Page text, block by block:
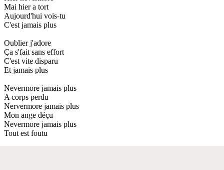
Mai hier a tort
Aujourd'hui vois-tu
C'est jamais plus
Oublier j'adore
Ça s'fait sans effort
C'est vite disparu
Et jamais plus
Nevermore jamais plus
A corps perdu
Nervermore jamais plus
Mon ange déçu
Nevermore jamais plus
Tout est foutu